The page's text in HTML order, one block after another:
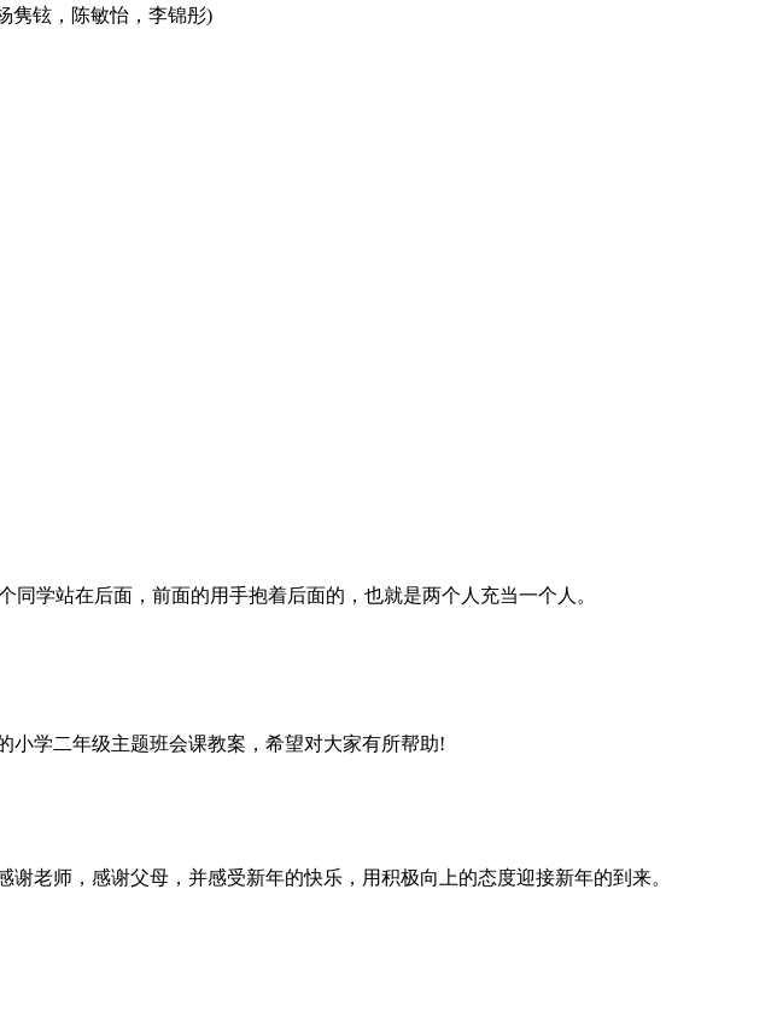
隽铉，陈敏怡，李锦彤)
学站在后面，前面的用手抱着后面的，也就是两个人充当一个人。
小学二年级主题班会课教案，希望对大家有所帮助!
老师，感谢父母，并感受新年的快乐，用积极向上的态度迎接新年的到来。